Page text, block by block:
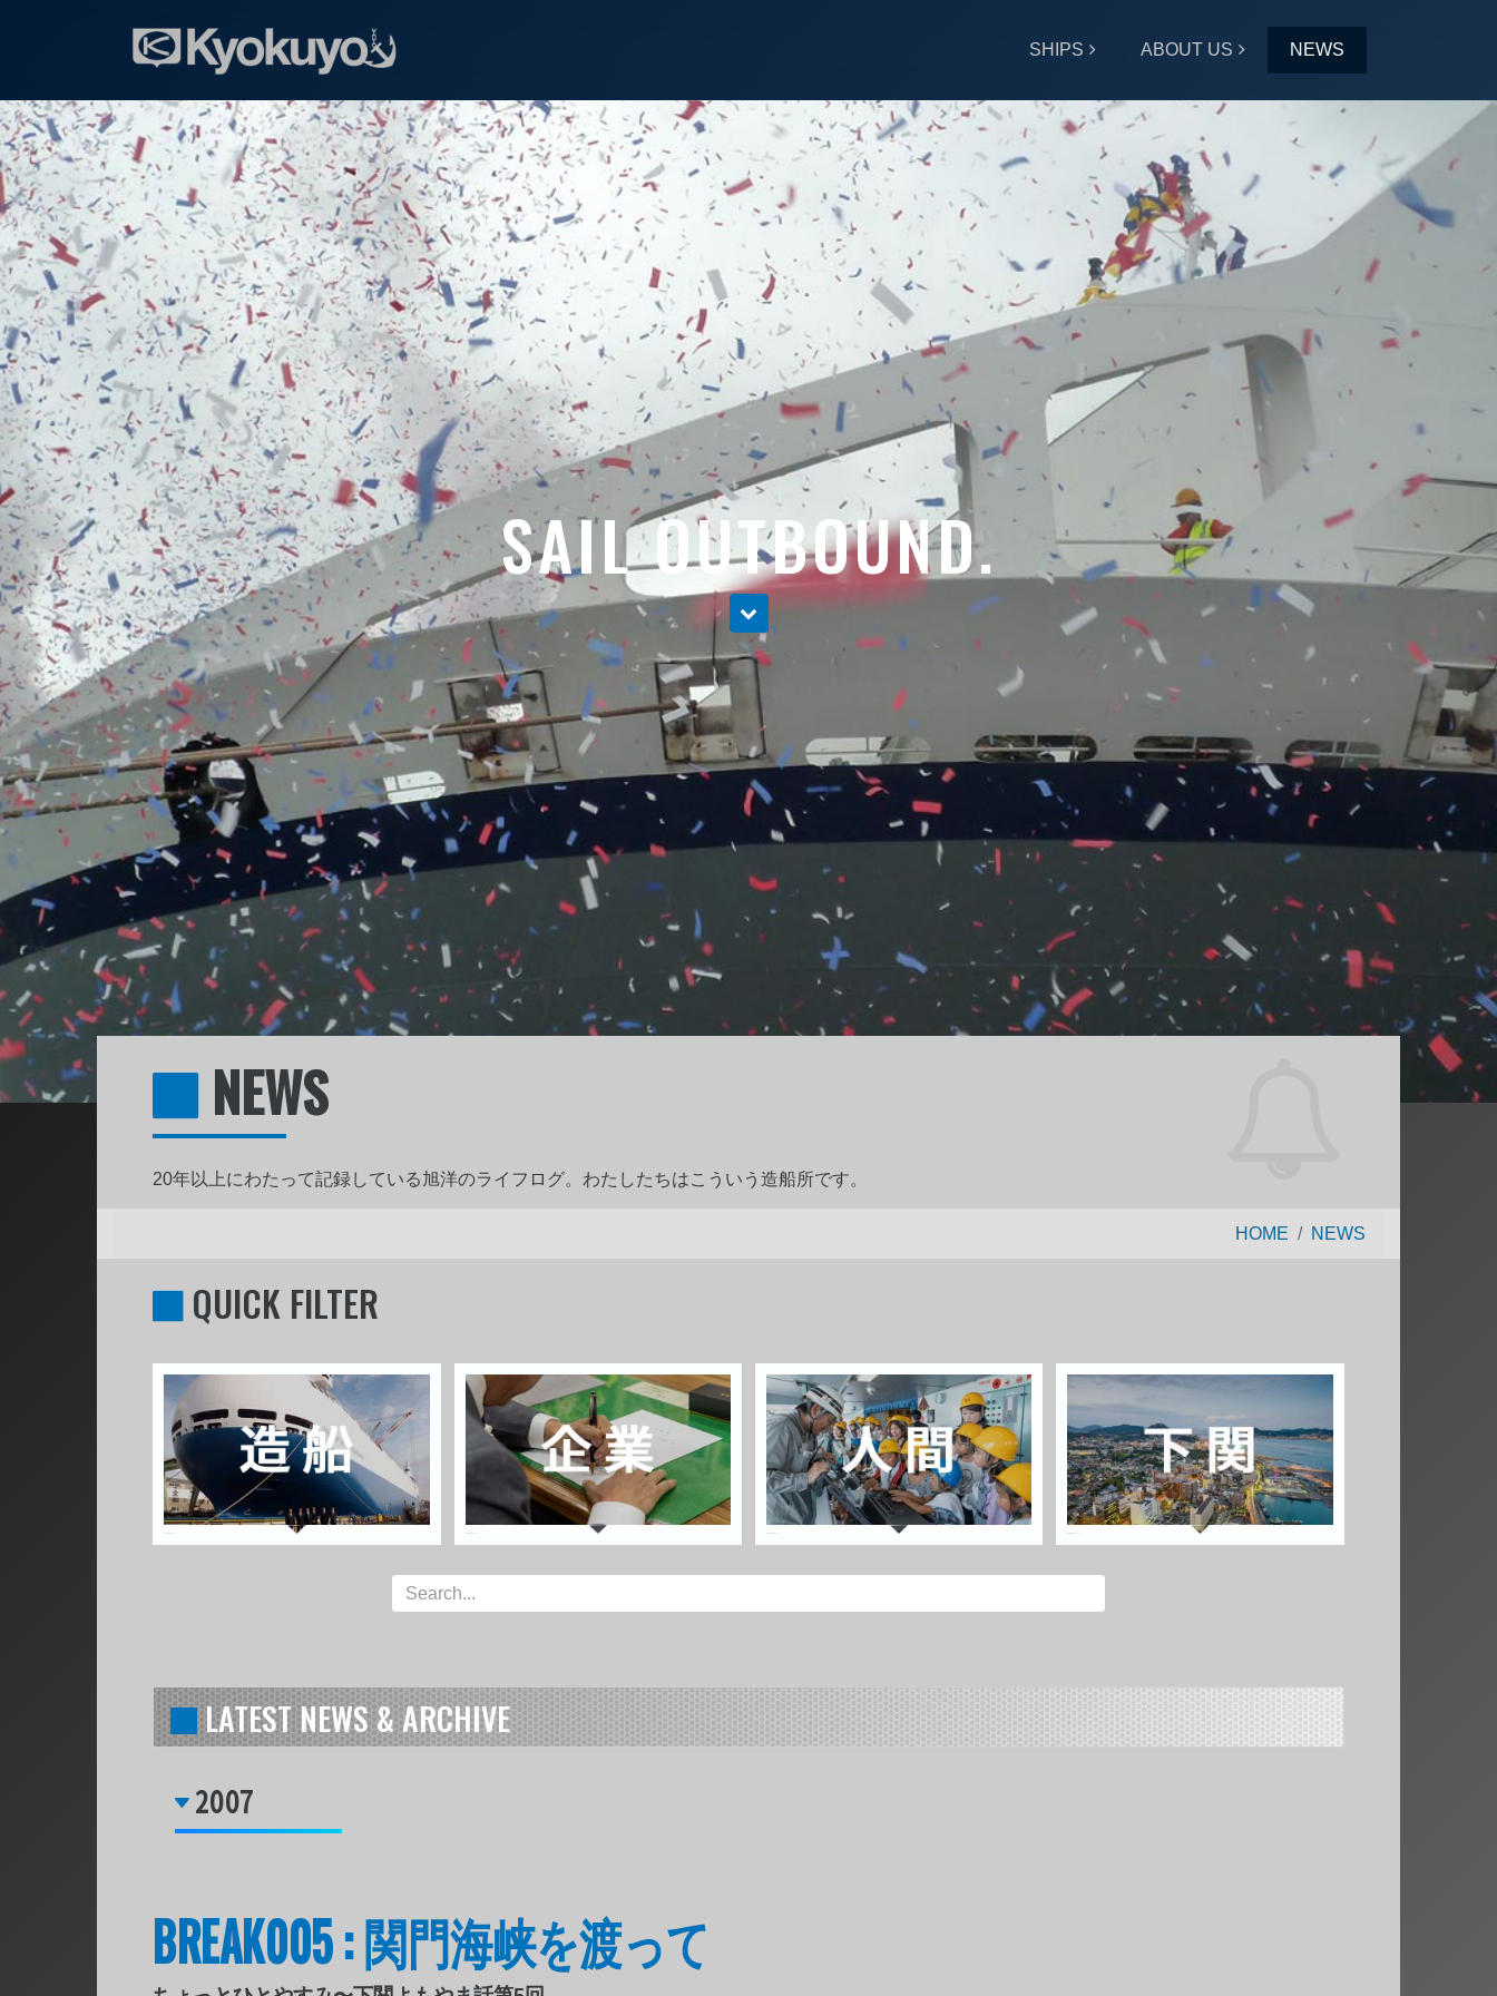
SHIPS ABOUT US NEWS
SAIL OUTBOUND.
NEWS
20年以上にわたって記録している旭洋のライフログ。わたしたちはこういう造船所です。
HOME NEWS
QUICK FILTER
LATEST NEWS & ARCHIVE
2007
BREAK005 : 関門海峡を渡って